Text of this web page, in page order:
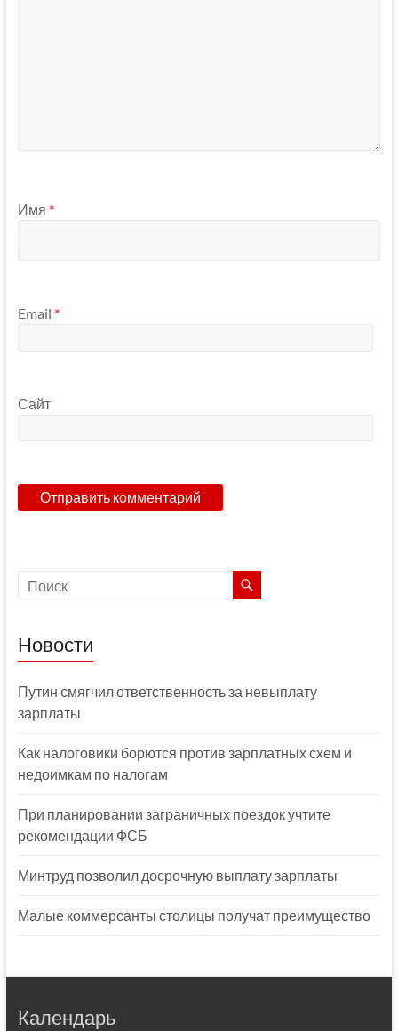
Имя *
Email *
Сайт
Новости
Путин смягчил ответственность за невыплату
зарплаты
Как налоговики борются против зарплатных схем и
недоимкам по налогам
При планировании заграничных поездок учтите
рекомендации ФСБ
Минтруд позволил досрочную выплату зарплаты
Малые коммерсанты столицы получат преимущество
Календарь